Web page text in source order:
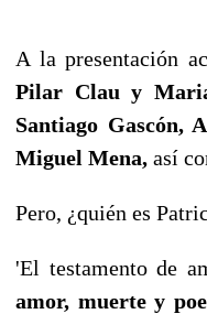
A la presentación
Pilar Clau y
Santiago Gascón,
Miguel Mena, así
Pero, ¿quién es
'El testamento de
amor, muerte y